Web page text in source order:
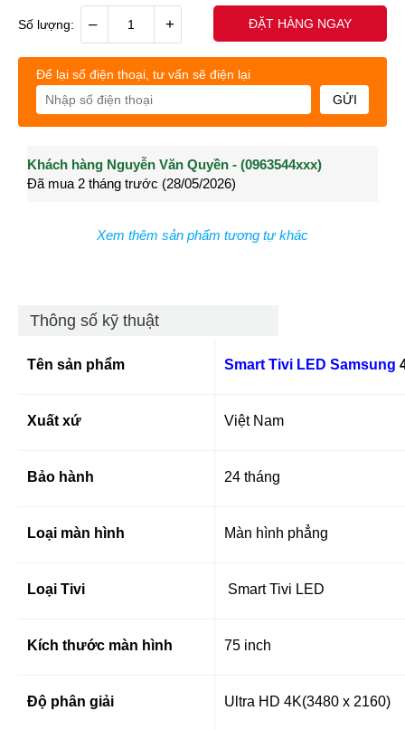
Số lượng: – + ĐẶT HÀNG NGAY
Để lại số điện thoại, tư vấn sẽ điện lại
GỬI
Khách hàng Nguyễn Văn Quyền - (0963544xxx)
Đã mua 2 tháng trước (28/05/2026)
Khách hàng Nguyễn Thành Long - (0902021xxx)
Đã mua 3 tháng trước (27/04/2026)
Xem thêm sản phẩm tương tự khác
Thông số kỹ thuật
Tên sản phẩm Smart Tivi LED Samsung
Xuất xứ Việt Nam
Bảo hành 24 tháng
Loại màn hình Màn hình phẳng
Loại Tivi Smart Tivi LED
Kích thước màn hình 75 inch
Độ phân giải Ultra HD 4K(3480 x 2160)